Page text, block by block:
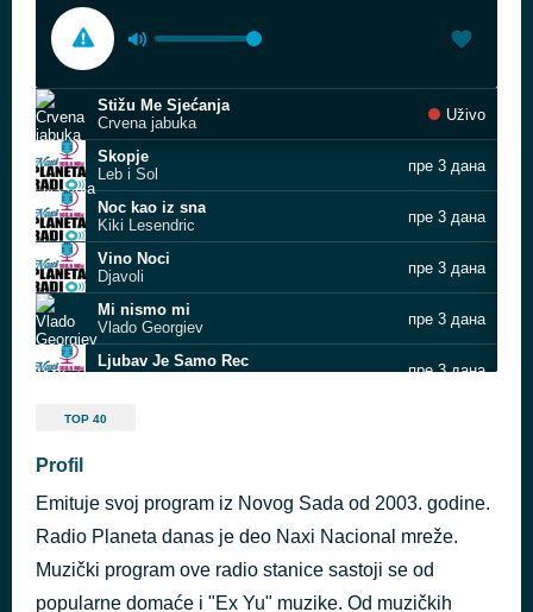
Stižu Me Sjećanja
Crvena jabuka
Uživo
Skopje
Leb i Sol
пре 3 дана
Noc kao iz sna
Kiki Lesendric
пре 3 дана
Vino Noci
Djavoli
пре 3 дана
Mi nismo mi
Vlado Georgiev
пре 3 дана
Ljubav Je Samo Rec
пре 3 дана
Djevojčice kojima miriše koža
Hajde Da
Bebi Dol
Dolazi tiho
Dejan Cukic
пре 3 дана
TOP 40
Profil
Emituje svoj program iz Novog Sada od 2003. godine.
Radio Planeta danas je deo Naxi Nacional mreže.
Muzički program ove radio stanice sastoji se od
popularne domaće i "Ex Yu" muzike. Od muzičkih